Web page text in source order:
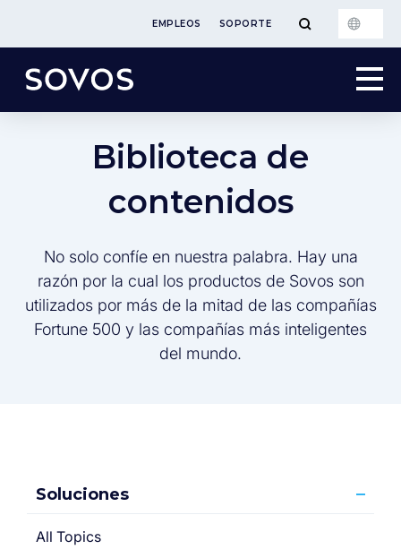
EMPLEOS SOPORTE
Biblioteca de
contenidos
No solo confíe en nuestra palabra. Hay una
razón por la cual los productos de Sovos son
utilizados por más de la mitad de las compañías
Fortune 500 y las compañías más inteligentes
del mundo.
Soluciones
All Topics